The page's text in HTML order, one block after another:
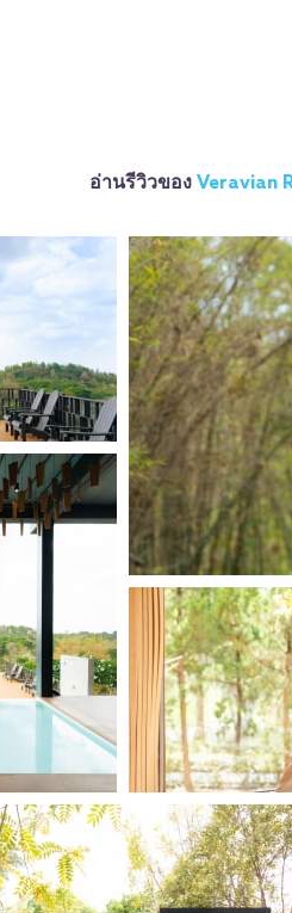
อ่านรีวิวของ Veravian